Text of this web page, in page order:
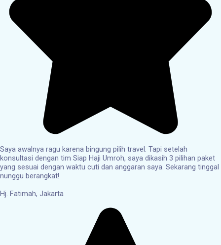
Saya awalnya ragu karena bingung pilih travel. Tapi setelah
konsultasi dengan tim Siap Haji Umroh, saya dikasih 3 pilihan paket
yang sesuai dengan waktu cuti dan anggaran saya. Sekarang tinggal
nunggu berangkat!
Hj. Fatimah, Jakarta